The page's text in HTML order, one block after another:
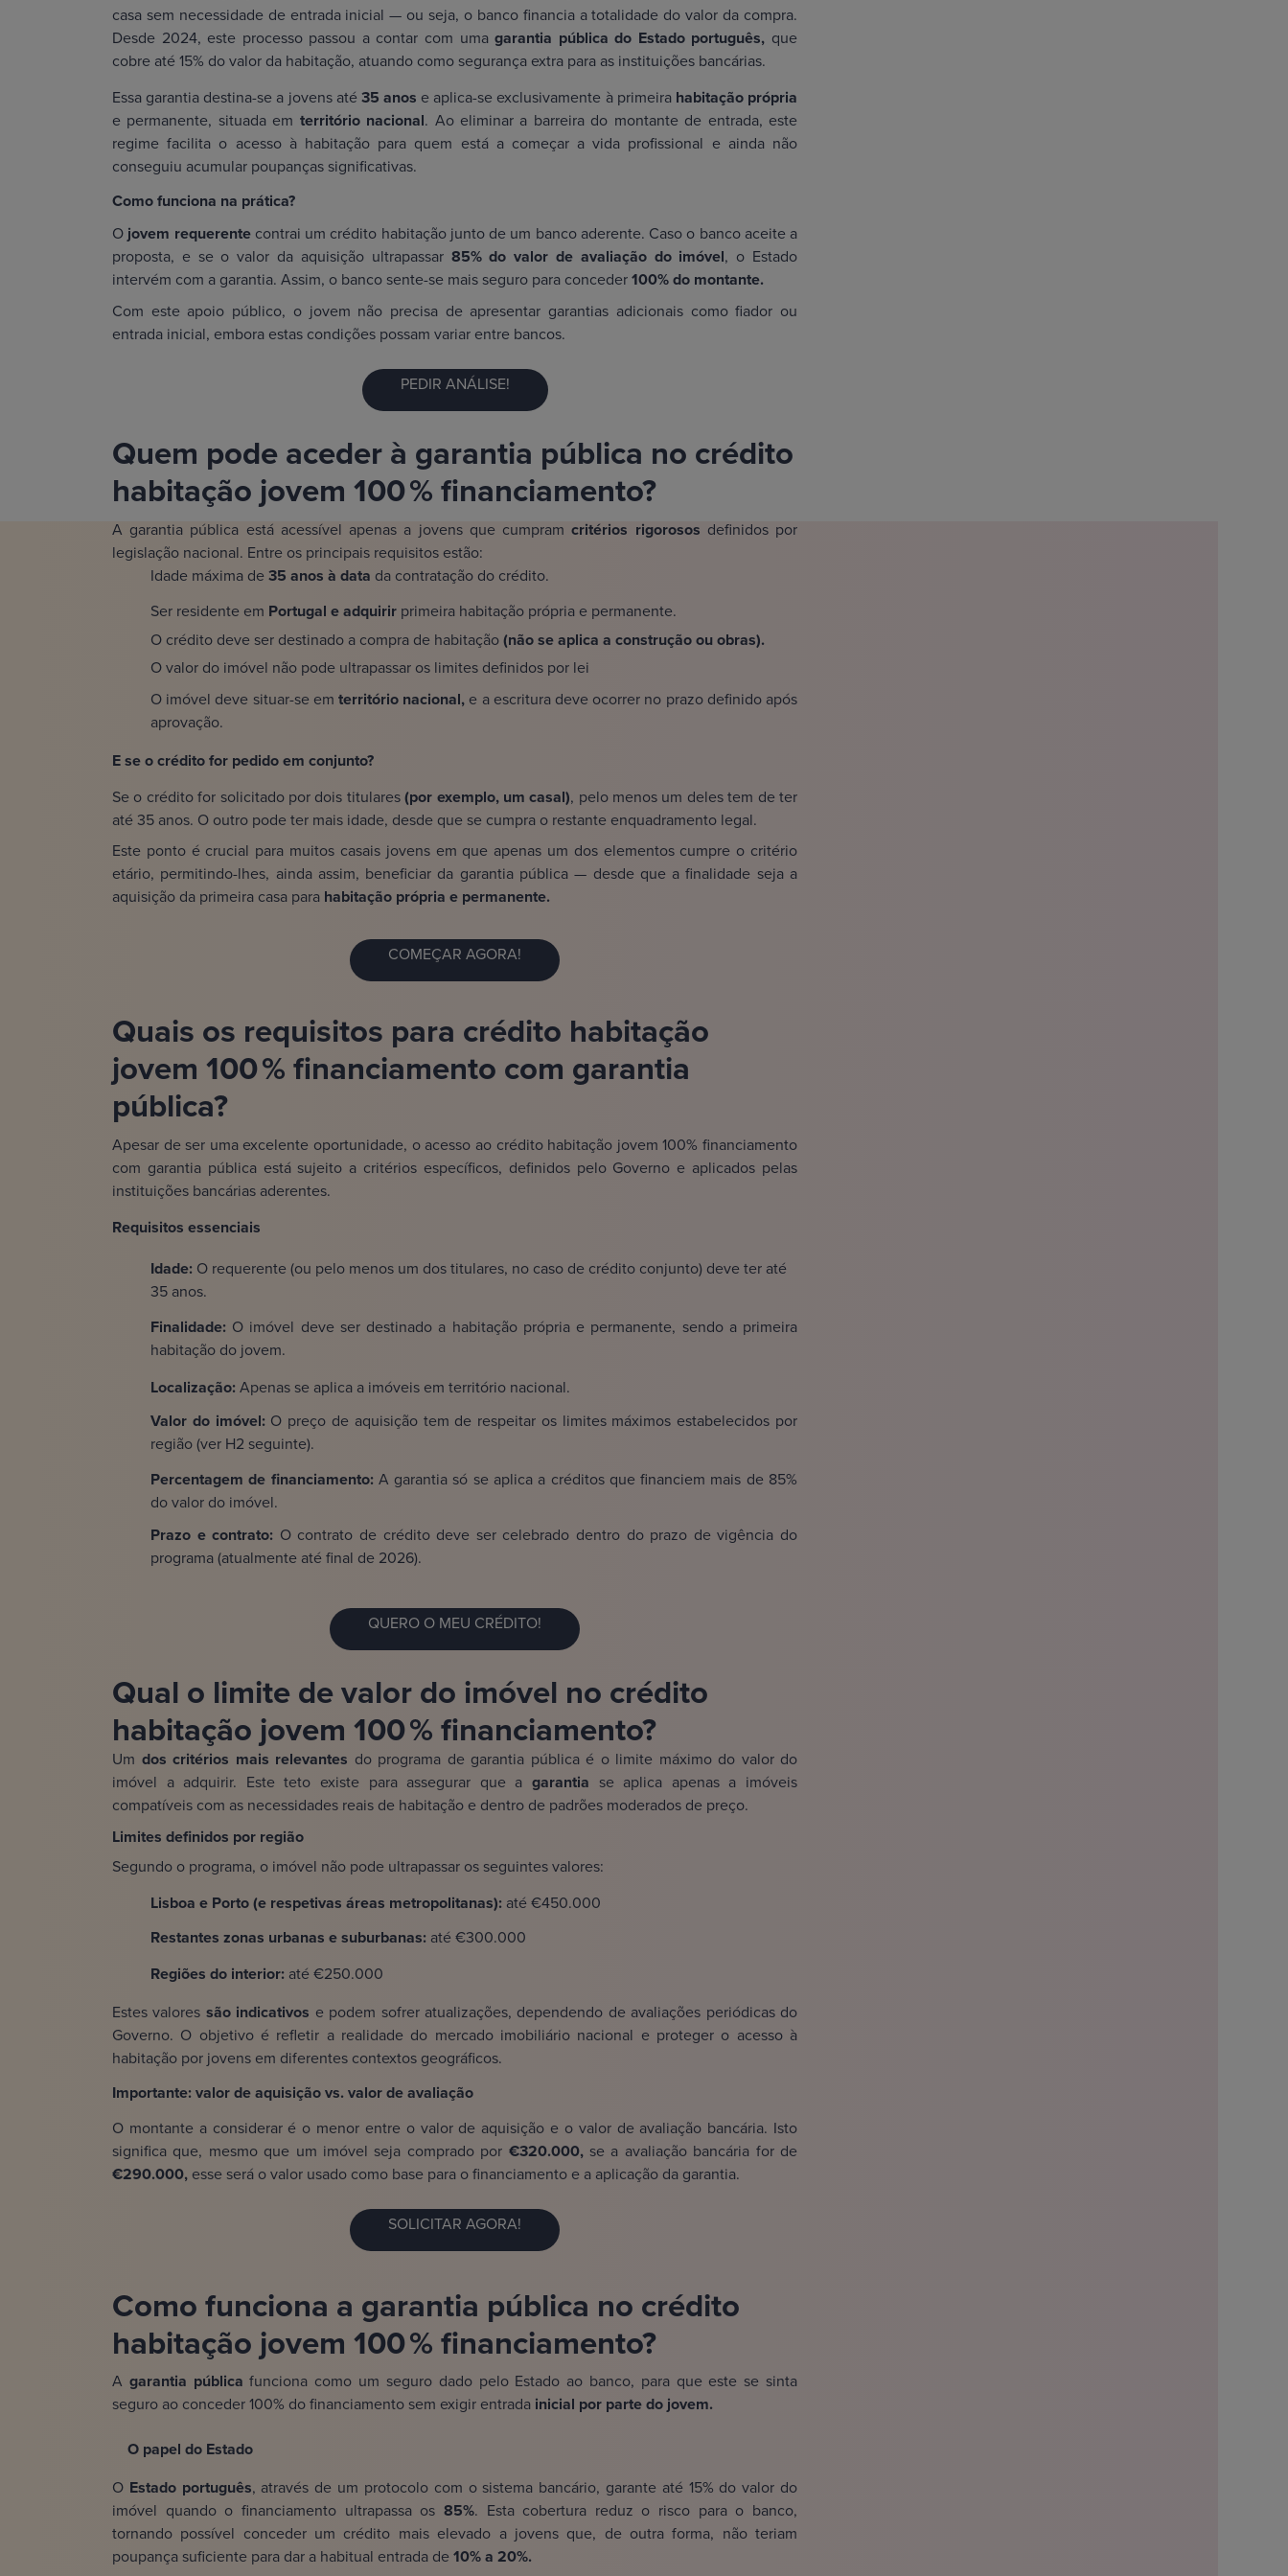
casa sem necessidade de entrada inicial — ou seja, o banco financia a totalidade do valor da compra.
Desde 2024, este processo passou a contar com umagarantia pública do Estado português, que
cobre até 15% do valor da habitação, atuando como segurança extra para as instituições bancárias.
Essa garantia destina-se a jovens até 35 anos e aplica-se exclusivamente à primeira habitação própria
e permanente, situada em território nacional. Ao eliminar a barreira do montante de entrada, este
regime facilita o acesso à habitação para quem está a começar a vida profissional e ainda não
conseguiu acumular poupanças significativas.
Como funciona na prática?
O jovem requerentecontrai um crédito habitação junto de um banco aderente. Caso o banco aceite a
proposta, e se o valor da aquisição ultrapassar 85% do valor de avaliação do imóvel, o Estado
intervém com a garantia. Assim, o banco sente-se mais seguro para conceder100% do montante.
Com este apoio público, o jovem não precisa de apresentar garantias adicionais como fiador ou
entrada inicial, embora estas condições possam variar entre bancos.
PEDIR ANÁLISE!
Quem pode aceder à garantia pública no crédito
habitação jovem 100 % financiamento?
A garantia pública está acessível apenas a jovens que cumpramcritérios rigorosos definidos por
legislação nacional. Entre os principais requisitos estão:
Idade máxima de 35 anos à data da contratação do crédito.
Ser residente em Portugal e adquirir primeira habitação própria e permanente.
O crédito deve ser destinado a compra de habitação(não se aplica a construção ou obras).
O valor do imóvel não pode ultrapassar os limites definidos por lei
O imóvel deve situar-se em território nacional, e a escritura deve ocorrer no prazo definido após
aprovação.
E se o crédito for pedido em conjunto?
Se o crédito for solicitado por dois titulares(por exemplo, um casal), pelo menos um deles tem de ter
até 35 anos. O outro pode ter mais idade, desde que se cumpra o restante enquadramento legal.
Este ponto é crucial para muitos casais jovens em que apenas um dos elementos cumpre o critério
etário, permitindo-lhes, ainda assim, beneficiar da garantia pública — desde que a finalidade seja a
aquisição da primeira casa para habitação própria e permanente.
COMEÇAR AGORA!
Quais os requisitos para crédito habitação
jovem 100 % financiamento com garantia
pública?
Apesar de ser uma excelente oportunidade, o acesso ao crédito habitação jovem 100% financiamento
com garantia pública está sujeito a critérios específicos, definidos pelo Governo e aplicados pelas
instituições bancárias aderentes.
Requisitos essenciais
Idade: O requerente (ou pelo menos um dos titulares, no caso de crédito conjunto) deve ter até
35 anos.
Finalidade: O imóvel deve ser destinado a habitação própria e permanente, sendo a primeira
habitação do jovem.
Localização: Apenas se aplica a imóveis em território nacional.
Valor do imóvel: O preço de aquisição tem de respeitar os limites máximos estabelecidos por
região (ver H2 seguinte).
Percentagem de financiamento: A garantia só se aplica a créditos que financiem mais de 85%
do valor do imóvel.
Prazo e contrato: O contrato de crédito deve ser celebrado dentro do prazo de vigência do
programa (atualmente até final de 2026).
QUERO O MEU CRÉDITO!
Qual o limite de valor do imóvel no crédito
habitação jovem 100 % financiamento?
Um dos critérios mais relevantes do programa de garantia pública é o limite máximo do valor do
imóvel a adquirir. Este teto existe para assegurar que a garantia se aplica apenas a imóveis
compatíveis com as necessidades reais de habitação e dentro de padrões moderados de preço.
Limites definidos por região
Segundo o programa, o imóvel não pode ultrapassar os seguintes valores:
Lisboa e Porto (e respetivas áreas metropolitanas): até €450.000
Restantes zonas urbanas e suburbanas: até €300.000
Regiões do interior: até €250.000
Estes valores são indicativos e podem sofrer atualizações, dependendo de avaliações periódicas do
Governo. O objetivo é refletir a realidade do mercado imobiliário nacional e proteger o acesso à
habitação por jovens em diferentes contextos geográficos.
Importante: valor de aquisição vs. valor de avaliação
O montante a considerar é o menor entre o valor de aquisição e o valor de avaliação bancária. Isto
significa que, mesmo que um imóvel seja comprado por €320.000, se a avaliação bancária for de
€290.000, esse será o valor usado como base para o financiamento e a aplicação da garantia.
SOLICITAR AGORA!
Como funciona a garantia pública no crédito
habitação jovem 100 % financiamento?
A garantia pública funciona como um seguro dado pelo Estado ao banco, para que este se sinta
seguro ao conceder 100% do financiamento sem exigir entrada inicial por parte do jovem.
O papel do Estado
O Estado português, através de um protocolo com o sistema bancário, garante até 15% do valor do
imóvel quando o financiamento ultrapassa os 85%. Esta cobertura reduz o risco para o banco,
tornando possível conceder um crédito mais elevado a jovens que, de outra forma, não teriam
poupança suficiente para dar a habitual entrada de 10% a 20%.